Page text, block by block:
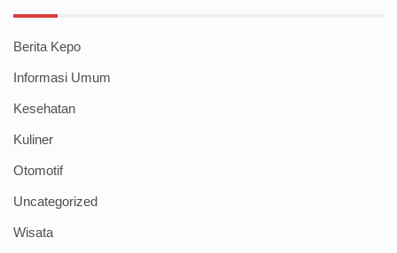
Berita Kepo
Informasi Umum
Kesehatan
Kuliner
Otomotif
Uncategorized
Wisata